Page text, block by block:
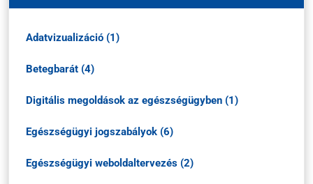
Adatvizualizáció (1)
Betegbarát (4)
Digitális megoldások az egészségügyben (1)
Egészségügyi jogszabályok (6)
Egészségügyi weboldaltervezés (2)